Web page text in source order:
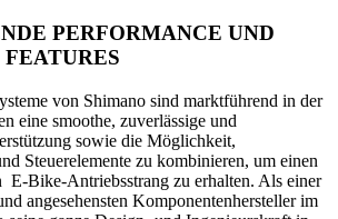
PERFORMANCE UND
von Shimano sind marktführend in der
eine smoothe, zuverlässige und
sowie die Möglichkeit,
Steuerelemente zu kombinieren, um einen
E-Bike-Antriebsstrang zu erhalten. Als einer
angesehensten Komponentenhersteller im